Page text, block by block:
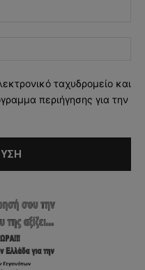
ταχυδρομείο και
περιήγησης για την